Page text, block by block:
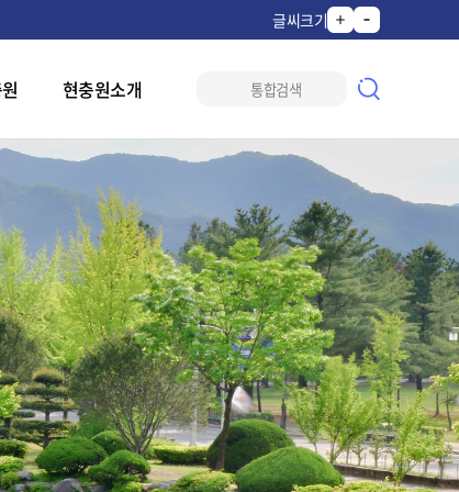
글씨크기
현충원소개